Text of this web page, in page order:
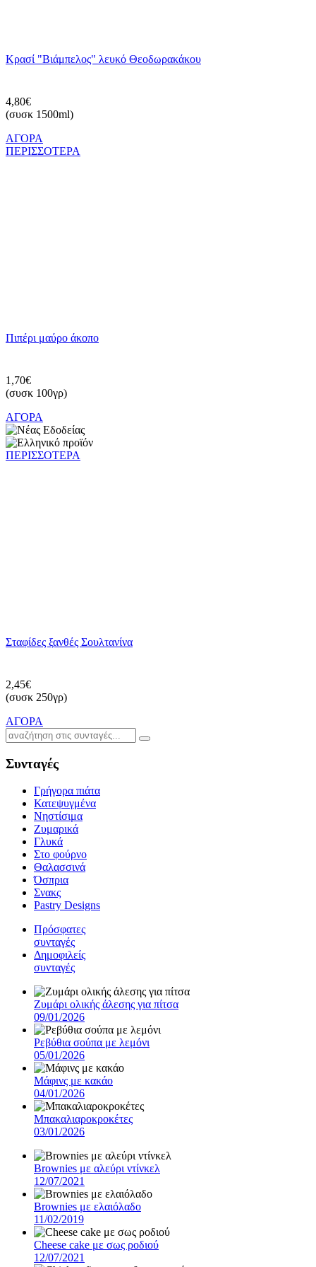
Κρασί "Βιάμπελος" λευκό Θεοδωρακάκου
4,80€
(συσκ 1500ml)
ΑΓΟΡΑ
ΠΕΡΙΣΣΟΤΕΡΑ
Πιπέρι μαύρο άκοπο
1,70€
(συσκ 100γρ)
ΑΓΟΡΑ
ΠΕΡΙΣΣΟΤΕΡΑ
Σταφίδες ξανθές Σουλτανίνα
2,45€
(συσκ 250γρ)
ΑΓΟΡΑ
Συνταγές
Γρήγορα πιάτα
Κατεψυγμένα
Νηστίσιμα
Ζυμαρικά
Γλυκά
Στο φούρνο
Θαλασσινά
Όσπρια
Σνακς
Pastry Designs
Πρόσφατες
συνταγές
Δημοφιλείς
συνταγές
Ζυμάρι ολικής άλεσης για πίτσα
09/01/2026
Ρεβύθια σούπα με λεμόνι
05/01/2026
Μάφινς με κακάο
04/01/2026
Μπακαλιαροκροκέτες
03/01/2026
Brownies με αλεύρι ντίνκελ
12/07/2021
Brownies με ελαιόλαδο
11/02/2019
Cheese cake με σως ροδιού
12/07/2021